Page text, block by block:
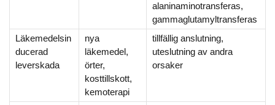
alaninaminotransferas,
gammaglutamyltransferas
Läkemedelsin
ducerad
leverskada
nya
läkemedel,
örter,
kosttillskott,
kemoterapi
tillfällig anslutning,
uteslutning av andra
orsaker